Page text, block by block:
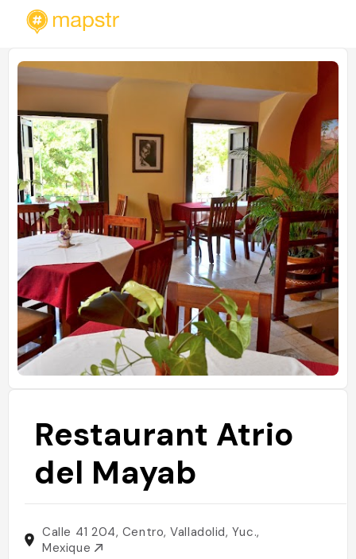
Restaurant Atrio
del Mayab
Calle 41 204, Centro, Valladolid, Yuc.,
Mexique